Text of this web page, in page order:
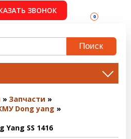
ЗВОНОК
0
Поиск
Запчасти
Dong yang
Yang SS 1416